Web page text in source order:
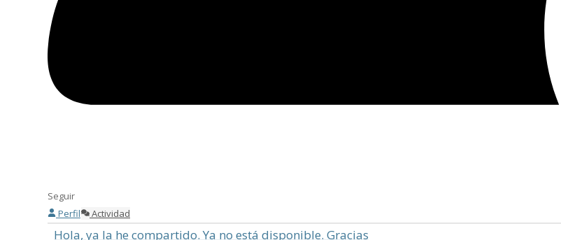
Seguir
Perfil
Actividad
Hola, ya la he compartido. Ya no está disponible. Gracias